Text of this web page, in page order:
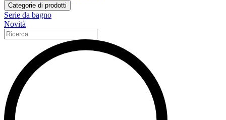
Categorie di prodotti
Serie da bagno
Novità